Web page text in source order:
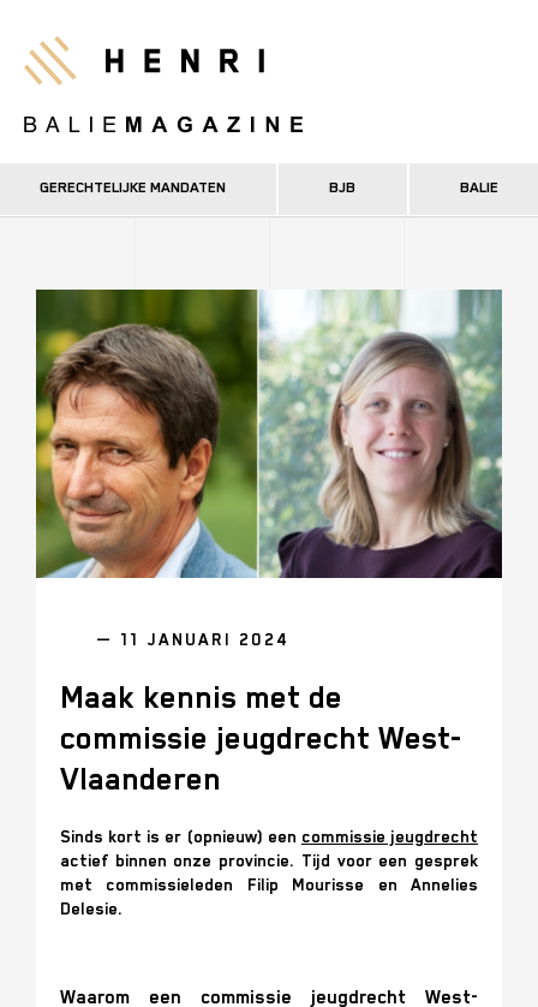
naar
inhoud
Henri
GERECHTELIJKE MANDATEN BJB BALIE
— 11 JANUARI 2024
Maak kennis met de
commissie jeugdrecht West-
Vlaanderen
Sinds kort is er (opnieuw) een commissie jeugdrecht
actief binnen onze provincie. Tijd voor een gesprek
met commissieleden Filip Mourisse en Annelies
Delesie.
Waarom een commissie jeugdrecht West-